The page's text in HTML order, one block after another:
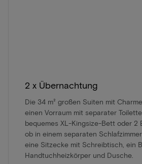
2 x Übernachtung
Die 34 m² großen Suiten mit
einen Vorraum mit separater
bequemes XL-Kingsize-Bett oder 2
ob in einem separaten
eine Sitzecke mit Schreibtisch, ein
Handtuchheizkörper und Dusche.